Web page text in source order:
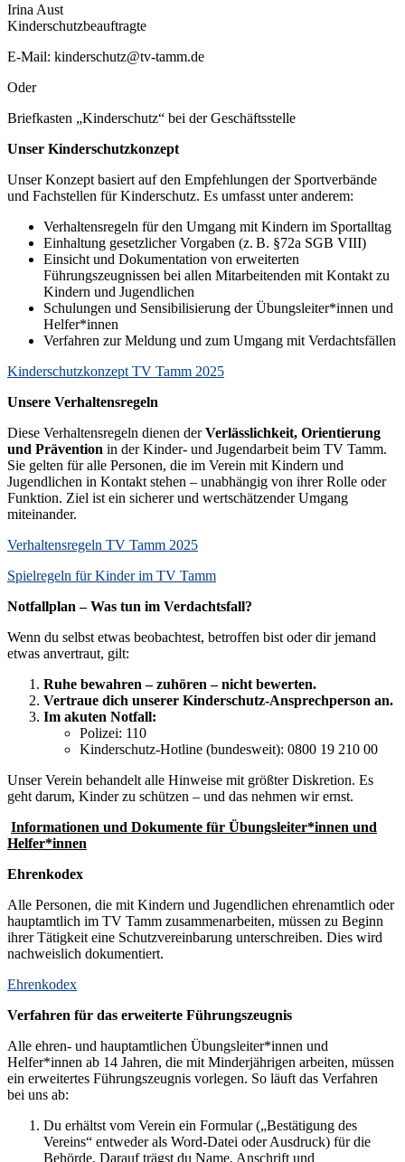
Irina Aust
Kinderschutzbeauftragte
E-Mail: kinderschutz@tv-tamm.de
Oder
Briefkasten „Kinderschutz“ bei der Geschäftsstelle
Unser Kinderschutzkonzept
Unser Konzept basiert auf den Empfehlungen der Sportverbände
und Fachstellen für Kinderschutz. Es umfasst unter anderem:
Verhaltensregeln für den Umgang mit Kindern im Sportalltag
Einhaltung gesetzlicher Vorgaben (z. B. §72a SGB VIII)
Einsicht und Dokumentation von erweiterten
Führungszeugnissen bei allen Mitarbeitenden mit Kontakt zu
Kindern und Jugendlichen
Schulungen und Sensibilisierung der Übungsleiter*innen und
Helfer*innen
Verfahren zur Meldung und zum Umgang mit Verdachtsfällen
Kinderschutzkonzept TV Tamm 2025
Unsere Verhaltensregeln
Diese Verhaltensregeln dienen derVerlässlichkeit, Orientierung
und Prävention in der Kinder- und Jugendarbeit beim TV Tamm.
Sie gelten für alle Personen, die im Verein mit Kindern und
Jugendlichen in Kontakt stehen – unabhängig von ihrer Rolle oder
Funktion. Ziel ist ein sicherer und wertschätzender Umgang
miteinander.
Verhaltensregeln TV Tamm 2025
Spielregeln für Kinder im TV Tamm
Notfallplan – Was tun im Verdachtsfall?
Wenn du selbst etwas beobachtest, betroffen bist oder dir jemand
etwas anvertraut, gilt:
Ruhe bewahren – zuhören – nicht bewerten.
Vertraue dich unserer Kinderschutz-Ansprechperson an.
Im akuten Notfall:
Polizei: 110
Kinderschutz-Hotline (bundesweit): 0800 19 210 00
Unser Verein behandelt alle Hinweise mit größter Diskretion. Es
geht darum, Kinder zu schützen – und das nehmen wir ernst.
Informationen und Dokumente für Übungsleiter*innen und
Helfer*innen
Ehrenkodex
Alle Personen, die mit Kindern und Jugendlichen ehrenamtlich oder
hauptamtlich im TV Tamm zusammenarbeiten, müssen zu Beginn
ihrer Tätigkeit eine Schutzvereinbarung unterschreiben. Dies wird
nachweislich dokumentiert.
Ehrenkodex
Verfahren für das erweiterte Führungszeugnis
Alle ehren- und hauptamtlichen Übungsleiter*innen und
Helfer*innen ab 14 Jahren, die mit Minderjährigen arbeiten, müssen
ein erweitertes Führungszeugnis vorlegen. So läuft das Verfahren
bei uns ab:
Du erhältst vom Verein ein Formular („Bestätigung des
Vereins“ entweder als Word-Datei oder Ausdruck) für die
Behörde. Darauf trägst du Name, Anschrift und